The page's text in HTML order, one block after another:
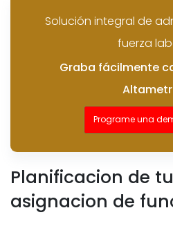
Solución integral de
fuerza
Graba fácilmente
Programe una
Planificacion de
asignacion de